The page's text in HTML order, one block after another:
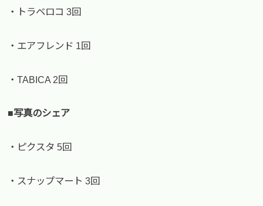
・トラベロコ 3回
・エアフレンド 1回
・TABICA 2回
■写真のシェア
・ピクスタ 5回
・スナップマート 3回